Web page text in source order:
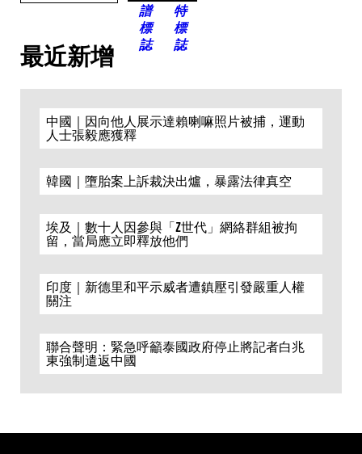
最近新增
中國｜因向他人展示達賴喇嘛照片被捕，運動
人士張毅應獲釋
韓國｜墮胎案上訴裁決出爐，暴露法律真空
埃及｜數十人因參與「Z世代」網絡群組被拘
留，當局應立即釋放他們
印度｜新德里和平示威者遭鎮壓引發嚴重人權
關注
聯合聲明：緊急呼籲泰國政府停止將記者白兆
東強制遣返中國